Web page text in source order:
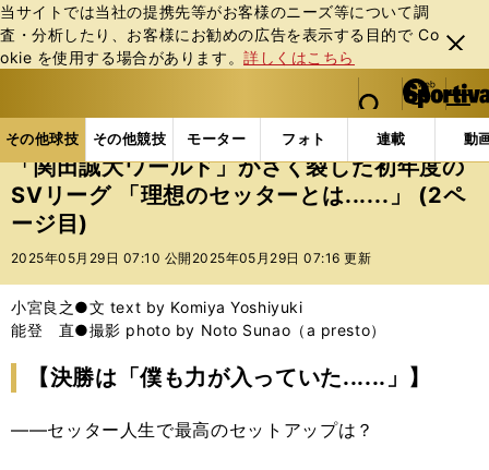
当サイトでは当社の提携先等がお客様のニーズ等について調
査・分析したり、お客様にお勧めの広告を表⽰する⽬的で Co
okie を使⽤する場合があります。詳しくはこちら
閉じ
る
web Sportiva (webスポルティーバ)
検索
マイペ
ー
ジ
メニュ
その他球技 その他競技 モーター フォト 連載 動
ス
ポ
ル
テ
ー
バ
その他球技の記事一覧 バレー 「関田誠大ワールド
「関田誠大ワールド」がさく裂した初年度の
SVリーグ 「理想のセッターとは......」 (2ペ
ージ目)
2025年05月29日 07:10 公開 2025年05月29日 07:16 更新
小宮良之●文 text by Komiya Yoshiyuki
能登 直●撮影 photo by Noto Sunao（a presto）
【決勝は「僕も力が入っていた......」】
――セッター人生で最高のセットアップは？